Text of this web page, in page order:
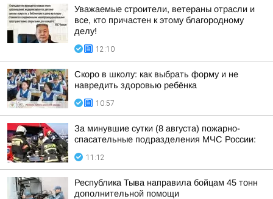
Уважаемые строители, ветераны отрасли и
все, кто причастен к этому благородному
делу!
12:10
Скоро в школу: как выбрать форму и не
навредить здоровью ребёнка
10:57
За минувшие сутки (8 августа) пожарно-
спасательные подразделения МЧС России:
11:12
Республика Тыва направила бойцам 45 тонн
дополнительной помощи